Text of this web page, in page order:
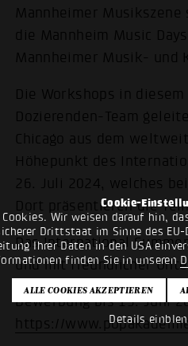
Cookie-
Wir weisen darauf hin,
Drittstaat im Sinne des
Ihrer Daten in den USA
finden Sie in unseren
Details
Mannheimer
die Mannheim Music
Mannheimer Musik- und
Die Workshops in
Dozierenden-Team
Chicago aus dem
Höhepunkt des
26. Juli 2024, welches
Dort präsentieren die
Das International
und mit freundlicher
Bewerbung bis 15. Juni
https://